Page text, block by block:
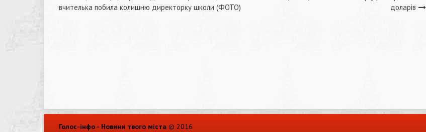
вчителька побила колишню директорку школи (ФОТО)
доларів
Голос-інфо - Новини твого міста © 2016